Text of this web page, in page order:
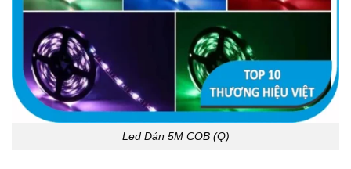
Led Dán 5M COB (Q)